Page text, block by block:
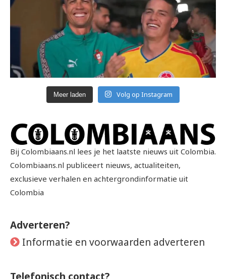
Meer laden Volg op Instagram
Bij Colombiaans.nl lees je het laatste nieuws uit Colombia.
Colombiaans.nl publiceert nieuws, actualiteiten,
exclusieve verhalen en achtergrondinformatie uit
Colombia
Adverteren?
Informatie en voorwaarden adverteren
Telefonisch contact?